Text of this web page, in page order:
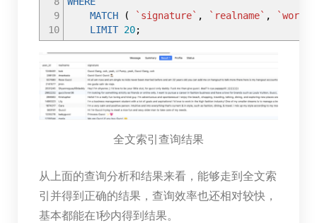
9
10
MATCH
( `signature` , `realname` ,
`words`
LIMIT 20;
全文索引查询结果
从上面的查询分析和结果来看，能够走到全文索
引并得到正确的结果，查询效率也还相对较快，
基本都能在1秒内得到结果。